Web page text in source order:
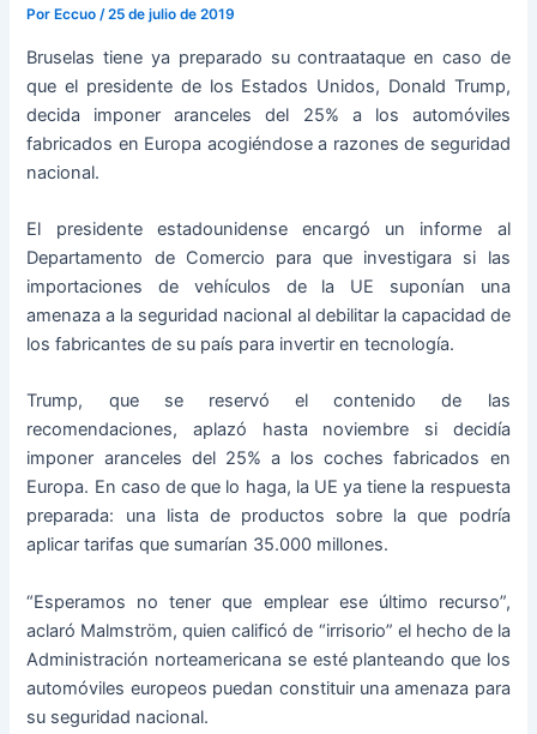
Por Eccuo/25 de julio de 2019
Bruselas tiene ya preparado su contraataque en caso de
que el presidente de los Estados Unidos, Donald Trump,
decida imponer aranceles del 25% a los automóviles
fabricados en Europa acogiéndose a razones de seguridad
nacional.
El presidente estadounidense encargó un informe al
Departamento de Comercio para que investigara si las
importaciones de vehículos de la UE suponían una
amenaza a la seguridad nacional al debilitar la capacidad de
los fabricantes de su país para invertir en tecnología.
Trump, que se reservó el contenido de las
recomendaciones, aplazó hasta noviembre si decidía
imponer aranceles del 25% a los coches fabricados en
Europa. En caso de que lo haga, la UE ya tiene la respuesta
preparada: una lista de productos sobre la que podría
aplicar tarifas que sumarían 35.000 millones.
“Esperamos no tener que emplear ese último recurso”,
aclaró Malmström, quien calificó de “irrisorio” el hecho de la
Administración norteamericana se esté planteando que los
automóviles europeos puedan constituir una amenaza para
su seguridad nacional.